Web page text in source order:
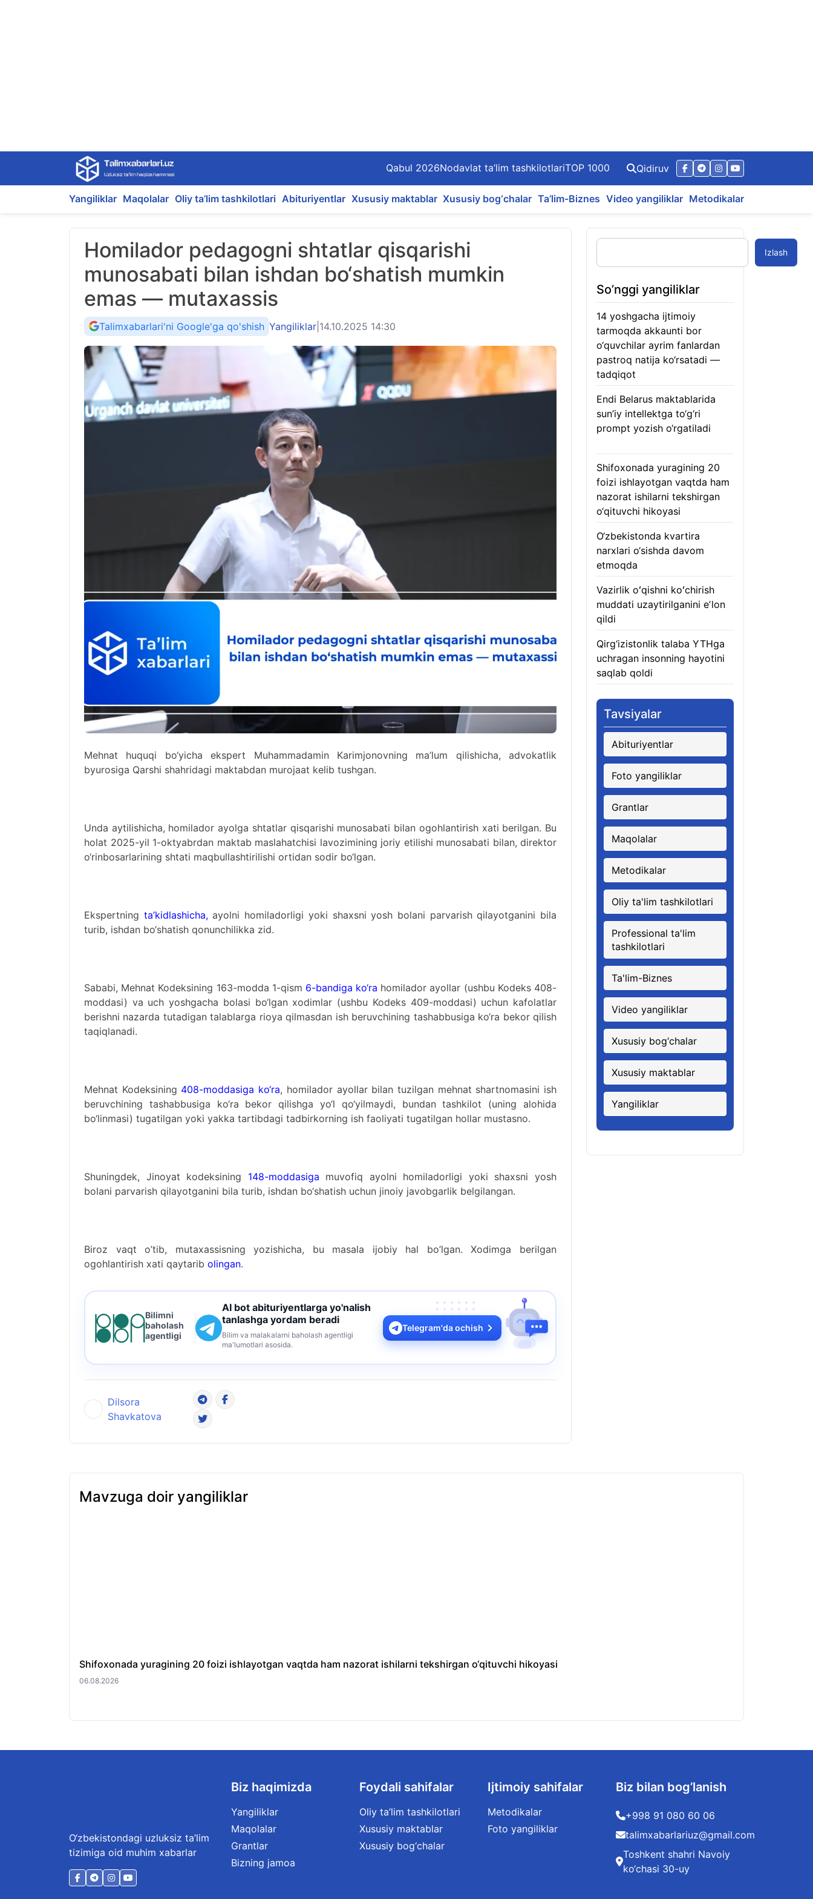
content
Qabul 2026Nodavlat ta’lim tashkilotlariTOP 1000 Qidiruv
Yangiliklar Maqolalar Oliy ta’lim tashkilotlari Abituriyentlar Xususiy maktablar Xususiy bog‘chalar Ta’lim-Biznes Video yangiliklar Metodikalar
Homilador pedagogni shtatlar qisqarishi
munosabati bilan ishdan bo‘shatish mumkin
emas — mutaxassis
Talimxabarlari'ni Google'ga qo'shish Yangiliklar 14.10.2025 14:30
Mehnat huquqi bo‘yicha ekspert Muhammadamin Karimjonovning ma’lum qilishicha, advokatlik
byurosiga Qarshi shahridagi maktabdan murojaat kelib tushgan.
Unda aytilishicha, homilador ayolga shtatlar qisqarishi munosabati bilan ogohlantirish xati berilgan. Bu
holat 2025-yil 1-oktyabrdan maktab maslahatchisi lavozimining joriy etilishi munosabati bilan, direktor
o‘rinbosarlarining shtati maqbullashtirilishi ortidan sodir bo‘lgan.
Ekspertning ta’kidlashicha, ayolni homiladorligi yoki shaxsni yosh bolani parvarish qilayotganini bila
turib, ishdan bo‘shatish qonunchilikka zid.
Sababi, Mehnat Kodeksining 163-modda 1-qism 6-bandiga ko‘ra homilador ayollar (ushbu Kodeks 408-
moddasi) va uch yoshgacha bolasi bo‘lgan xodimlar (ushbu Kodeks 409-moddasi) uchun kafolatlar
berishni nazarda tutadigan talablarga rioya qilmasdan ish beruvchining tashabbusiga ko‘ra bekor qilish
taqiqlanadi.
Mehnat Kodeksining 408-moddasiga ko‘ra, homilador ayollar bilan tuzilgan mehnat shartnomasini ish
beruvchining tashabbusiga ko‘ra bekor qilishga yo‘l qo‘yilmaydi, bundan tashkilot (uning alohida
bo‘linmasi) tugatilgan yoki yakka tartibdagi tadbirkorning ish faoliyati tugatilgan hollar mustasno.
Shuningdek, Jinoyat kodeksining 148-moddasiga muvofiq ayolni homiladorligi yoki shaxsni yosh
bolani parvarish qilayotganini bila turib, ishdan bo‘shatish uchun jinoiy javobgarlik belgilangan.
Biroz vaqt o’tib, mutaxassisning yozishicha, bu masala ijobiy hal bo’lgan. Xodimga berilgan
ogohlantirish xati qaytarib olingan.
Bilimni
baholash
agentligi
AI bot abituriyentlarga yo'nalish
tanlashga yordam beradi
Bilim va malakalarni baholash agentligi
ma'lumotlari asosida.
Telegram'da ochish
Dilsora
Shavkatova
Izlash
So’nggi yangiliklar
14 yoshgacha ijtimoiy
tarmoqda akkaunti bor
o‘quvchilar ayrim fanlardan
pastroq natija ko‘rsatadi —
tadqiqot
Endi Belarus maktablarida
sun’iy intellektga to‘g‘ri
prompt yozish o‘rgatiladi
Shifoxonada yuragining 20
foizi ishlayotgan vaqtda ham
nazorat ishilarni tekshirgan
o‘qituvchi hikoyasi
O‘zbekistonda kvartira
narxlari o‘sishda davom
etmoqda
Vazirlik oʻqishni koʻchirish
muddati uzaytirilganini eʼlon
qildi
Qirg‘izistonlik talaba YTHga
uchragan insonning hayotini
saqlab qoldi
Tavsiyalar
Abituriyentlar
Foto yangiliklar
Grantlar
Maqolalar
Metodikalar
Oliy ta'lim tashkilotlari
Professional ta'lim
tashkilotlari
Ta'lim-Biznes
Video yangiliklar
Xususiy bog‘chalar
Xususiy maktablar
Yangiliklar
Mavzuga doir yangiliklar
Shifoxonada yuragining 20 foizi ishlayotgan vaqtda ham nazorat ishilarni tekshirgan o‘qituvchi hikoyasi
06.08.2026
O‘zbekistondagi uzluksiz ta’lim
tizimiga oid muhim xabarlar
Biz haqimizda
Yangiliklar
Maqolalar
Grantlar
Bizning jamoa
Foydali sahifalar
Oliy ta’lim tashkilotlari
Xususiy maktablar
Xususiy bog‘chalar
Ijtimoiy sahifalar
Metodikalar
Foto yangiliklar
Biz bilan bog’lanish
+998 91 080 60 06
talimxabarlariuz@gmail.com
Toshkent shahri Navoiy
ko‘chasi 30-uy